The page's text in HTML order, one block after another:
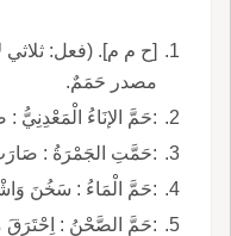
[ح م م]. (فعل:
مصدر حَمَمٌ.
:حَمَّ الإنَاءُ
:حَمَّتِ الجَمْرَةُ :
:حَمَّ الْمَاءُ : سَخُنَ
:حَمَّ الصَّحْنُ : اِحْتَرَقَ